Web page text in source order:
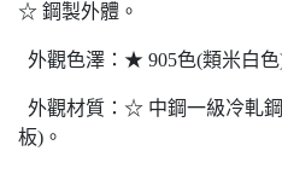
☆ 鋼製外體。
外觀色澤：★ 905色(類米白色
外觀材質：☆ 中鋼一級冷軋
板)。